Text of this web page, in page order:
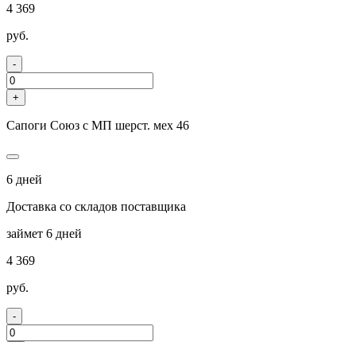
4 369
руб.
-
+
Сапоги Союз с МП шерст. мех 46
6 дней
Доставка со складов поставщика
займет 6 дней
4 369
руб.
-